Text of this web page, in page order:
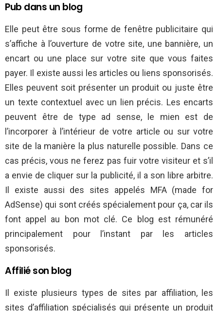
Pub dans un blog
Elle peut être sous forme de fenêtre publicitaire qui
s’affiche à l’ouverture de votre site, une bannière, un
encart ou une place sur votre site que vous faites
payer. Il existe aussi les articles ou liens sponsorisés.
Elles peuvent soit présenter un produit ou juste être
un texte contextuel avec un lien précis. Les encarts
peuvent être de type ad sense, le mien est de
l’incorporer à l’intérieur de votre article ou sur votre
site de la manière la plus naturelle possible. Dans ce
cas précis, vous ne ferez pas fuir votre visiteur et s’il
a envie de cliquer sur la publicité, il a son libre arbitre.
Il existe aussi des sites appelés MFA (made for
AdSense) qui sont créés spécialement pour ça, car ils
font appel au bon mot clé. Ce blog est rémunéré
principalement pour l’instant par les articles
sponsorisés.
Affilié son blog
Il existe plusieurs types de sites par affiliation, les
sites d’affiliation spécialisés qui présente un produit